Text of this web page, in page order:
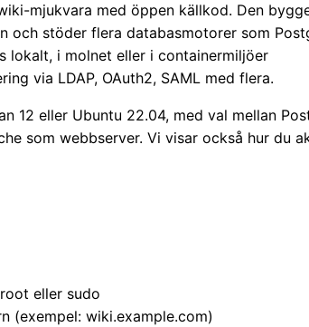
mjukvara med öppen källkod. Den
och stöder flera databasmotorer som
lokalt, i molnet eller i containermiljöer
via LDAP, OAuth2, SAML med flera.
12 eller Ubuntu 22.04, med val mellan
som webbserver. Vi visar också hur du
eller sudo
(exempel: wiki.example.com)